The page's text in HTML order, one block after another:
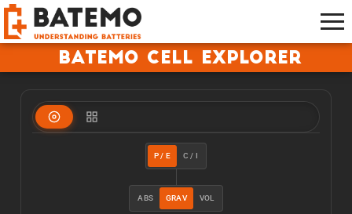
Batemo Cell Explorer
P / E C / I
ABS GRAV VOL